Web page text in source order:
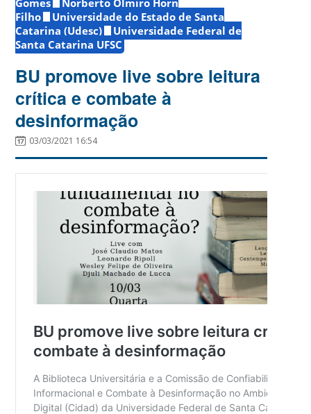
Filho
Universidade do Estado de Santa
Catarina (Udesc)
Universidade Federal de
Santa Catarina UFSC
BU promove live sobre leitura
crítica e combate à
desinformação
03/03/2021 16:54